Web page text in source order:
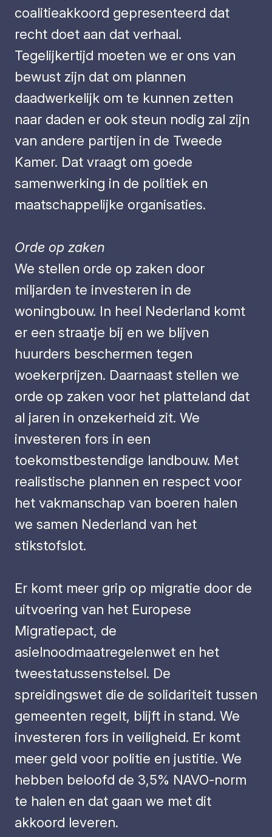
coalitieakkoord gepresenteerd dat
recht doet aan dat verhaal.
Tegelijkertijd moeten we er ons van
bewust zijn dat om plannen
daadwerkelijk om te kunnen zetten
naar daden er ook steun nodig zal zijn
van andere partijen in de Tweede
Kamer. Dat vraagt om goede
samenwerking in de politiek en
maatschappelijke organisaties.
Orde op zaken
We stellen orde op zaken door
miljarden te investeren in de
woningbouw. In heel Nederland komt
er een straatje bij en we blijven
huurders beschermen tegen
woekerprijzen. Daarnaast stellen we
orde op zaken voor het platteland dat
al jaren in onzekerheid zit. We
investeren fors in een
toekomstbestendige landbouw. Met
realistische plannen en respect voor
het vakmanschap van boeren halen
we samen Nederland van het
stikstofslot.
Er komt meer grip op migratie door de
uitvoering van het Europese
Migratiepact, de
asielnoodmaatregelenwet en het
tweestatussenstelsel. De
spreidingswet die de solidariteit tussen
gemeenten regelt, blijft in stand. We
investeren fors in veiligheid. Er komt
meer geld voor politie en justitie. We
hebben beloofd de 3,5% NAVO-norm
te halen en dat gaan we met dit
akkoord leveren.